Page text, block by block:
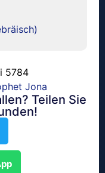
5784
Jona
Teilen Sie